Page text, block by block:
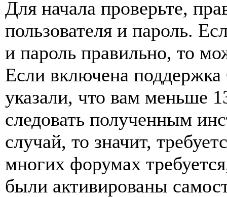
Для начала проверьте,
пользователя и пароль.
и пароль правильно, то
Если включена
указали, что вам меньше
следовать полученным
случай, то значит,
многих форумах
были активированы